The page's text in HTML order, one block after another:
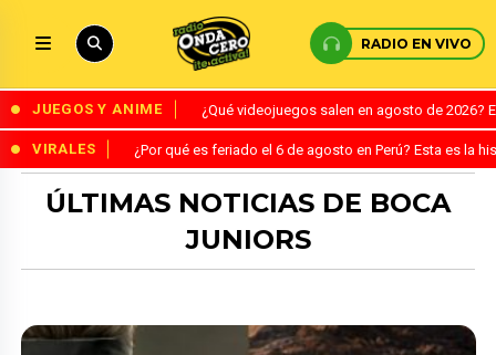
RADIO EN VIVO
JUEGOS Y ANIME ¿Qué videojuegos salen en agosto de
VIRALES ¿Por qué es feriado el 6 de agosto en Perú? Esta es la
ÚLTIMAS NOTICIAS DE BOCA
JUNIORS